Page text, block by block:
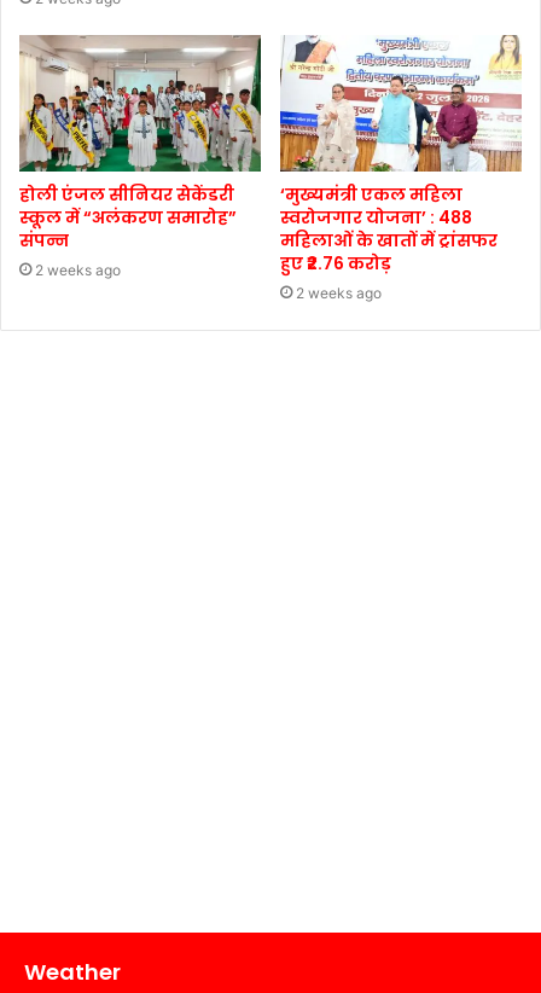
होली एंजल सीनियर सेकेंडरी
स्कूल में “अलंकरण समारोह”
संपन्न
2 weeks ago
‘मुख्यमंत्री एकल महिला
स्वरोजगार योजना’ : 488
महिलाओं के खातों में ट्रांसफर
हुए ₹2.76 करोड़
2 weeks ago
Weather